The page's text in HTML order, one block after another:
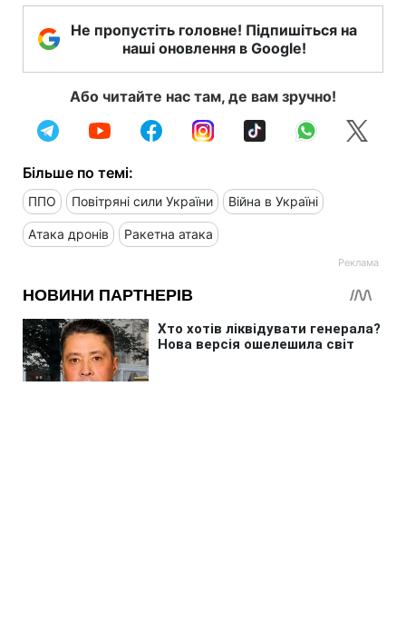
Не пропустіть головне! Підпишіться на
наші оновлення в Google!
Або читайте нас там, де вам зручно!
Більше по темі:
ППО Повітряні сили України Війна в Україні
Атака дронів Ракетна атака